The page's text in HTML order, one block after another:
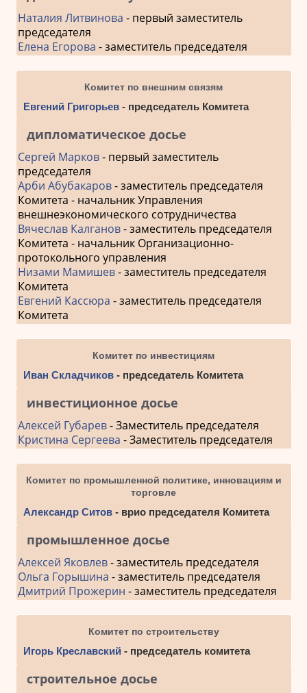
Наталия Литвинова - первый заместитель
председателя
Елена Егорова - заместитель председателя
Комитет по внешним связям
Евгений Григорьев- председатель Комитета
дипломатическое досье
Сергей Марков- первый заместитель
председателя
Арби Абубакаров- заместитель председателя
Комитета - начальник Управления
внешнеэкономического сотрудничества
Вячеслав Калганов- заместитель председателя
Комитета - начальник Организационно-
протокольного управления
Низами Мамишев- заместитель председателя
Комитета
Евгений Кассюра - заместитель председателя
Комитета
Комитет по инвестициям
Иван Складчиков- председатель Комитета
инвестиционное досье
Алексей Губарев- Заместитель председателя
Кристина Сергеева - Заместитель председателя
Комитет по промышленной политике, инновациям и
торговле
Александр Ситов- врио председателя Комитета
промышленное досье
Алексей Яковлев- заместитель председателя
Ольга Горышина - заместитель председателя
Дмитрий Прожерин - заместитель председателя
Комитет по строительству
Игорь Креславский - председатель комитета
строительное досье